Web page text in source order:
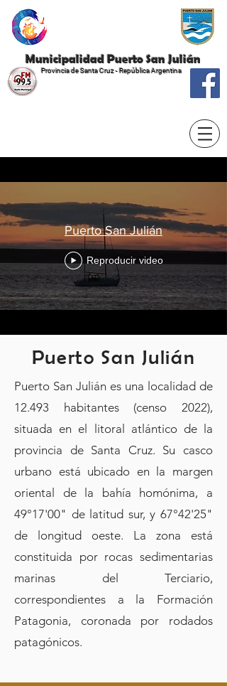
Municipalidad Puerto San Julián
Provincia de Santa Cruz - República Argentina
Puerto San Julián
Reproducir video
Puerto San Julián
Puerto San Julián es una localidad de
12.493 habitantes (censo 2022),
situada en el litoral atlántico de la
provincia de Santa Cruz. Su casco
urbano está ubicado en la margen
oriental de la bahía homónima, a
49°17'00" de latitud sur, y 67°42'25"
de longitud oeste. La zona está
constituida por rocas sedimentarias
marinas del Terciario,
correspondientes a la Formación
Patagonia, coronada por rodados
patagónicos.